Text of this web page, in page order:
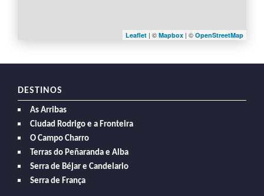
Leaflet | © Mapbox | © OpenStreetMap
DESTINOS
As Arribas
Ciudad Rodrigo e a Fronteira
O Campo Charro
Terras do Peñaranda e Alba
Serra de Béjar e Candelario
Serra de França